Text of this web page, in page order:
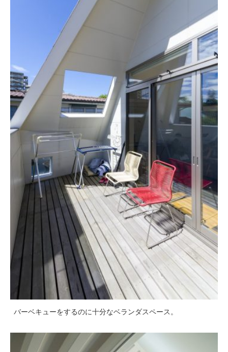
バーベキューをするのに十分なベランダスペース。